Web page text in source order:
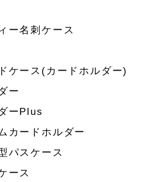
ー名刺ケース
ケース(カードホルダー)
ー
ーPlus
カードホルダー
パスケース
ース